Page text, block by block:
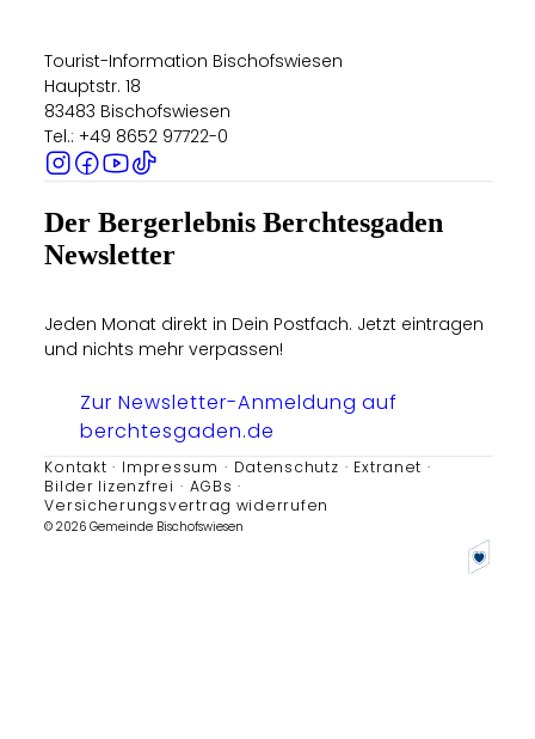
Tourist-Information Bischofswiesen
Hauptstr. 18
83483 Bischofswiesen
Tel.: +49 8652 97722-0
Der Bergerlebnis Berchtesgaden
Newsletter
Jeden Monat direkt in Dein Postfach. Jetzt eintragen
und nichts mehr verpassen!
Zur Newsletter-Anmeldung auf
berchtesgaden.de
Kontakt Impressum Datenschutz
Extranet
Bilder lizenzfrei
AGBs
Versicherungsvertrag widerrufen
© 2026 Gemeinde Bischofswiesen